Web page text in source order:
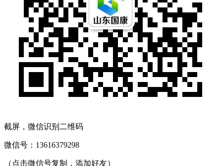
截屏，微信识别二维码
微信号： 13616379298
（点击微信号复制，添加好友）